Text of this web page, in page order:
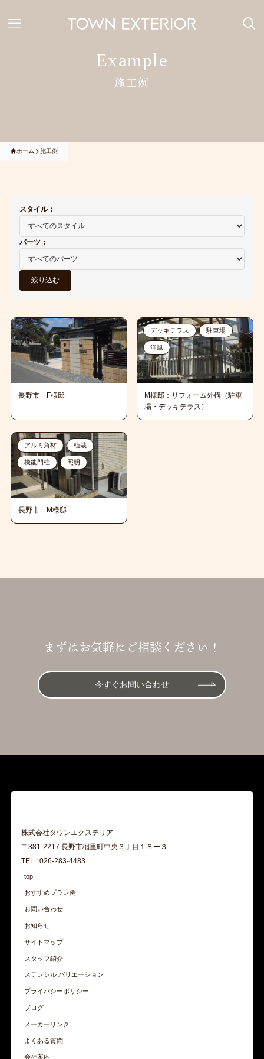
Example
施工例
ホーム 施工例
スタイル：
パーツ：
絞り込む
長野市 F様邸
M様邸：リフォーム外構（駐車
場・デッキテラス）
デッキテラス 駐車場
洋風
長野市 M様邸
アルミ角材 植栽
機能門柱 照明
まずはお気軽にご相談ください！
今すぐお問い合わせ
株式会社タウンエクステリア
〒381-2217 長野市稲里町中央３丁目１８ー３
TEL : 026-283-4483
top
おすすめプラン例
お問い合わせ
お知らせ
サイトマップ
スタッフ紹介
ステンシル バリエーション
プライバシーポリシー
ブログ
メーカーリンク
よくある質問
会社案内